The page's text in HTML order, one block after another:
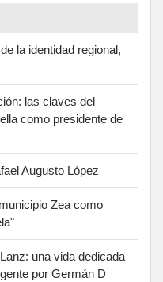
la identidad regional,
las claves del
como presidente de
Augusto López
Zea como
una vida dedicada
por Germán D